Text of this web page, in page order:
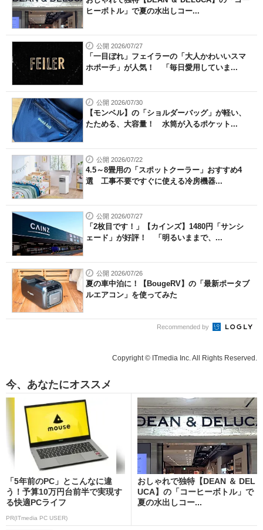
ヒーボトル」で夏の水出しコー...
公開 2026/07/27
「一目ぼれ」フェイラーの「大人かわいいスマ
ホポーチ」が人気！ 「毎日愛用していま...
公開 2026/07/30
【モンベル】の「ショルダーバッグ」が軽い、
たためる、大容量！ 水筒が入るポケット...
公開 2026/07/22
4.5～8畳用の「スポットクーラー」おすすめ4
選 工事不要ですぐに使える冷房機器...
公開 2026/07/27
「2枚目です！」【カインズ】1480円「サンシ
ェード」が好評！ 「明るいままで、...
公開 2026/07/26
夏の車中泊に！【BougeRV】の「最新ポータブ
ルエアコン」を使ってみた
Recommended by
Copyright © ITmedia Inc. All Rights Reserved.
今、あなたにオススメ
「5年前のPC」とこんなに違
う！予算10万円台前半で実現す
る快適PCライフ
PR(ITmedia PC USER)
おしゃれで独特【DEAN ＆ DEL
UCA】の「コーヒーボトル」で
夏の水出しコー...